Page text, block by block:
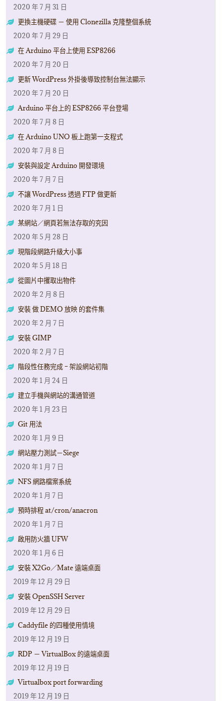
2020 年 7 月 31 日
更換主機硬碟 － 使用 Clonezilla 克隆整個系統
2020 年 7 月 29 日
在 Arduino 平台上使用 ESP8266
2020 年 7 月 20 日
更新 WordPress 外掛後導致控制台無法顯示
2020 年 7 月 20 日
Arduino 平台上的 ESP8266 平台登場
2020 年 7 月 8 日
在 Arduino UNO 板上跑第一支程式
2020 年 7 月 8 日
安裝與設定 Arduino 開發環境
2020 年 7 月 7 日
不讓 WordPress 透過 FTP 做更新
2020 年 7 月 1 日
某網站／網頁若無法存取的究因
2020 年 5 月 28 日
現階段網路升級大小事
2020 年 5 月 18 日
從圖片中攫取出物件
2020 年 2 月 8 日
安裝 做 DEMO 放映 的套件集
2020 年 2 月 7 日
安裝 GIMP
2020 年 2 月 7 日
階段性任務完成 – 架設網站初階
2020 年 1 月 24 日
建立手機與網站的溝通管道
2020 年 1 月 23 日
Git 用法
2020 年 1 月 9 日
網站壓力測試－Siege
2020 年 1 月 7 日
NFS 網路檔案系統
2020 年 1 月 7 日
預時排程 at/cron/anacron
2020 年 1 月 7 日
啟用防火牆 UFW
2020 年 1 月 6 日
安裝 X2Go／Mate 遠端桌面
2019 年 12 月 29 日
安裝 OpenSSH Server
2019 年 12 月 29 日
Caddyfile 的四種使用情境
2019 年 12 月 19 日
RDP － VirtualBox 的遠端桌面
2019 年 12 月 19 日
Virtualbox port forwarding
2019 年 12 月 19 日